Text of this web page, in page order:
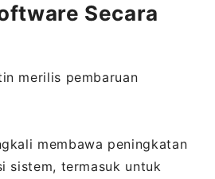
Secara
merilis pembaruan
membawa peningkatan
sistem, termasuk untuk